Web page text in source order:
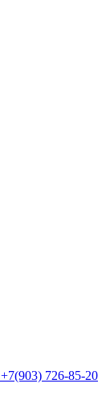
+7(903) 726-85-20